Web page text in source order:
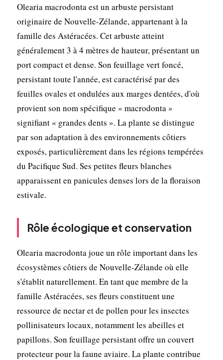
Olearia macrodonta est un arbuste persistant
originaire de Nouvelle-Zélande, appartenant à la
famille des Astéracées. Cet arbuste atteint
généralement 3 à 4 mètres de hauteur, présentant un
port compact et dense. Son feuillage vert foncé,
persistant toute l'année, est caractérisé par des
feuilles ovales et ondulées aux marges dentées, d'où
provient son nom spécifique « macrodonta »
signifiant « grandes dents ». La plante se distingue
par son adaptation à des environnements côtiers
exposés, particulièrement dans les régions tempérées
du Pacifique Sud. Ses petites fleurs blanches
apparaissent en panicules denses lors de la floraison
estivale.
Rôle écologique et conservation
Olearia macrodonta joue un rôle important dans les
écosystèmes côtiers de Nouvelle-Zélande où elle
s'établit naturellement. En tant que membre de la
famille Astéracées, ses fleurs constituent une
ressource de nectar et de pollen pour les insectes
pollinisateurs locaux, notamment les abeilles et
papillons. Son feuillage persistant offre un couvert
protecteur pour la faune aviaire. La plante contribue